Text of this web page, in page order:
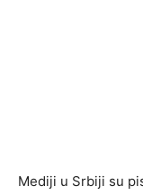
Mediji u Srbiji su